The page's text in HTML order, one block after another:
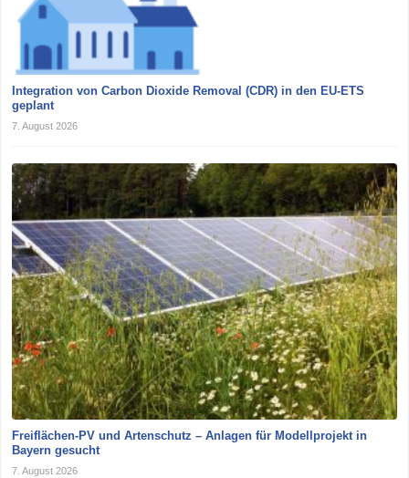
Integration von Carbon Dioxide Removal (CDR) in den EU-ETS
geplant
7. August 2026
Freiflächen-PV und Artenschutz – Anlagen für Modellprojekt in
Bayern gesucht
7. August 2026